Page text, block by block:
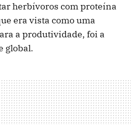
herbívoros com proteína
era vista como uma
a produtividade, foi a
global.